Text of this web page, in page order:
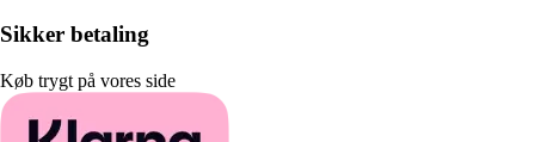
Sikker betaling
Køb trygt på vores side